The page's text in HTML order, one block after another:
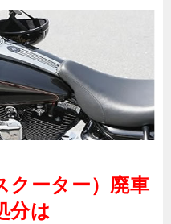
クーター）廃車
分は